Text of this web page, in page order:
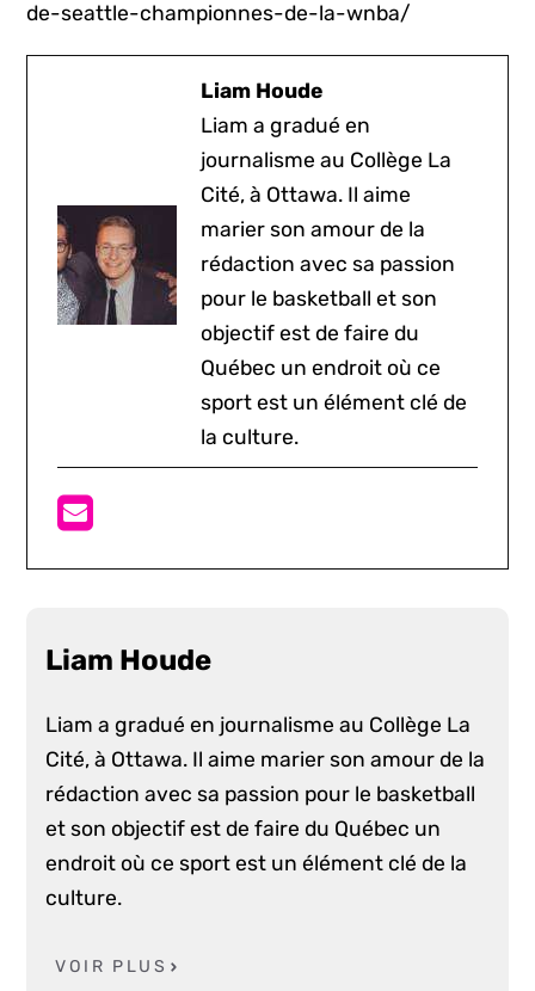
de-seattle-championnes-de-la-wnba/
Liam Houde
Liam a gradué en
journalisme au Collège La
Cité, à Ottawa. Il aime
marier son amour de la
rédaction avec sa passion
pour le basketball et son
objectif est de faire du
Québec un endroit où ce
sport est un élément clé de
la culture.
Liam Houde
Liam a gradué en journalisme au Collège La
Cité, à Ottawa. Il aime marier son amour de la
rédaction avec sa passion pour le basketball
et son objectif est de faire du Québec un
endroit où ce sport est un élément clé de la
culture.
VOIR PLUS